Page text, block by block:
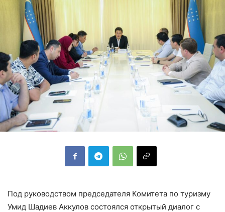
Под руководством председателя Комитета по туризму
Умид Шадиев Аккулов состоялся открытый диалог с